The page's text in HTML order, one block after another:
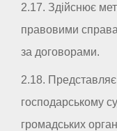
2.17. Здійснює
правовими
за договорами.
2.18.
господарському
громадських